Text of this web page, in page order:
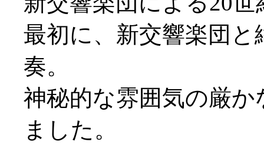
最初に、新交響楽団
奏。
神秘的な雰囲気の厳
ました。